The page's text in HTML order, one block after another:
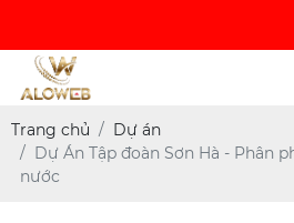
Trang chủ
Dự án
Dự Án Tập đoàn Sơn Hà - Phân
nước